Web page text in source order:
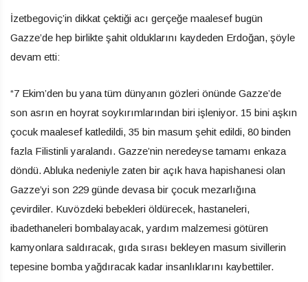
İzetbegoviç’in dikkat çektiği acı gerçeğe maalesef bugün
Gazze’de hep birlikte şahit olduklarını kaydeden Erdoğan, şöyle
devam etti:
“7 Ekim’den bu yana tüm dünyanın gözleri önünde Gazze’de
son asrın en hoyrat soykırımlarından biri işleniyor. 15 bini aşkın
çocuk maalesef katledildi, 35 bin masum şehit edildi, 80 binden
fazla Filistinli yaralandı. Gazze’nin neredeyse tamamı enkaza
döndü. Abluka nedeniyle zaten bir açık hava hapishanesi olan
Gazze’yi son 229 günde devasa bir çocuk mezarlığına
çevirdiler. Kuvözdeki bebekleri öldürecek, hastaneleri,
ibadethaneleri bombalayacak, yardım malzemesi götüren
kamyonlara saldıracak, gıda sırası bekleyen masum sivillerin
tepesine bomba yağdıracak kadar insanlıklarını kaybettiler.